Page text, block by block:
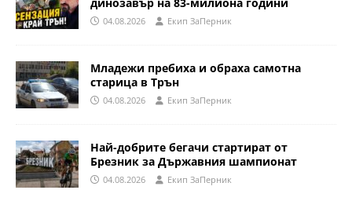
динозавър на 83-милиона години
04.08.2026 Eкип ЗаПерник
Младежи пребиха и обраха самотна
старица в Трън
04.08.2026 Eкип ЗаПерник
Най-добрите бегачи стартират от
Брезник за Държавния шампионат
04.08.2026 Eкип ЗаПерник